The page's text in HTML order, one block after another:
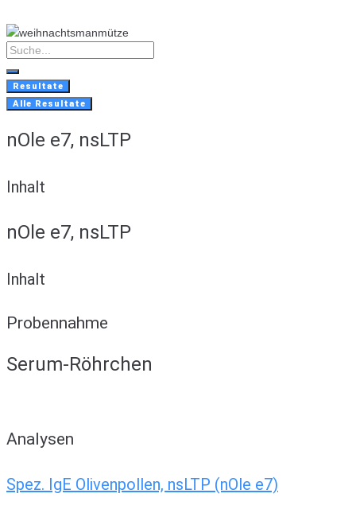
to
content
Search
...
Resultate
Alle Resultate
nOle e7, nsLTP
Inhalt
nOle e7, nsLTP
Inhalt
Probennahme
Serum-Röhrchen
Analysen
Spez. IgE Olivenpollen, nsLTP (nOle e7)